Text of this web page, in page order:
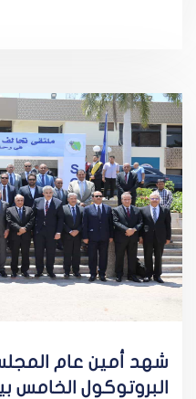
شهد أمين عام
البروتوكول الخامس